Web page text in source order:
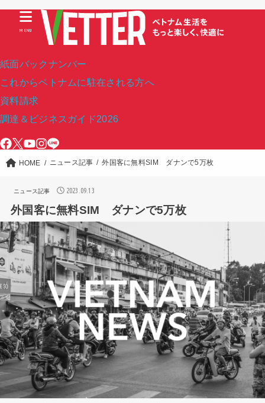
紙面バックナンバー
これからベトナムに駐在される方へ
資料請求
調達＆ビジネスガイド2026
MENU
HOME ニュース記事 外国客に無料SIM ダナンで5万枚
ニュース記事 2023.09.13
外国客に無料SIM ダナンで5万枚